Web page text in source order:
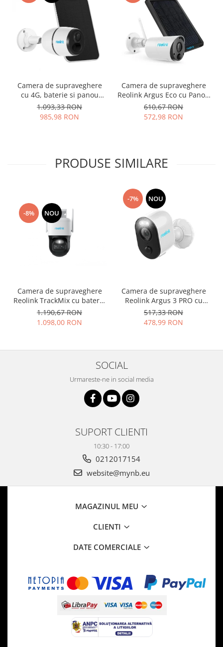
Camera de supraveghere
cu 4G, baterie si panou
solar, Reolink Go Plus, 4 MP,
detectare persoana/vehicul,
notificari pe telefon
1.093,33 RON
985,98 RON
Camera de supraveghere
Reolink Argus Eco cu Panou
solar, WIFI, baterie
reincarcabila, slot Micro SD
Card, rezolutie Full HD,
610,67 RON
572,98 RON
PRODUSE SIMILARE
-8% NOU
Camera de supraveghere
Reolink TrackMix cu baterie
reincarcabila, WIFI, , 4MP,
auto zoom tracking,
detectare persoana/vehicul,
1.190,67 RON
1.098,00 RON
-7% NOU
Camera de supraveghere
Reolink Argus 3 PRO cu
inteligenta artificiala,
detectare Persoana/Vehicul
baterie reincarcabila,
517,33 RON
478,99 RON
SOCIAL
Urmareste-ne in social media
SUPORT CLIENTI
10:30 - 17:00
0212017154
website@mynb.eu
MAGAZINUL MEU
CLIENTI
DATE COMERCIALE